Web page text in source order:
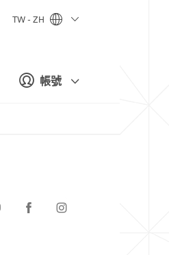
帳號
TW - ZH